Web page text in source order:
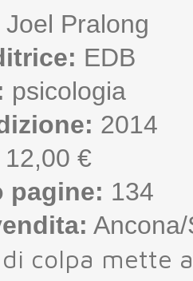
Joel Pralong
EDB
psicologia
2014
12,00 €
pagine: 134
di colpa mette